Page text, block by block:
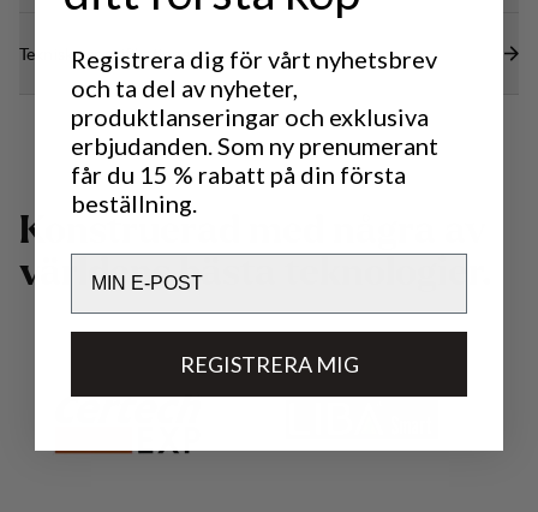
Tekniska specifikationer
K
v
dens bä
Registrera dig för vårt nyhetsbrev
och ta del av nyheter,
produktlanseringar och exklusiva
erbjudanden. Som ny prenumerant
får du 15 % rabatt på din första
beställning.
REGISTRERA MIG